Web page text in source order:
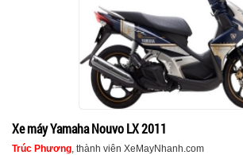
Xe máy Yamaha Nouvo LX 2011
Trúc Phương, thành viên XeMayNhanh.com